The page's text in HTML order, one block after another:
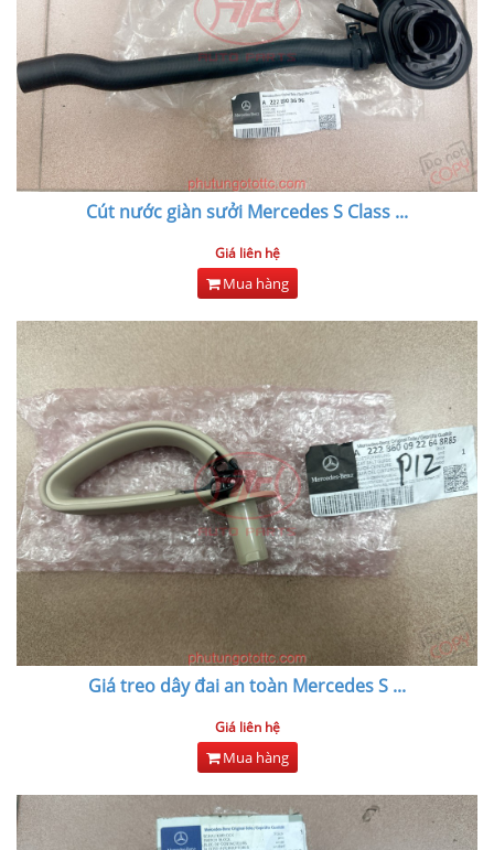
Cút nước giàn sưởi Mercedes S Class ...
Giá liên hệ
Mua hàng
Giá treo dây đai an toàn Mercedes S ...
Giá liên hệ
Mua hàng